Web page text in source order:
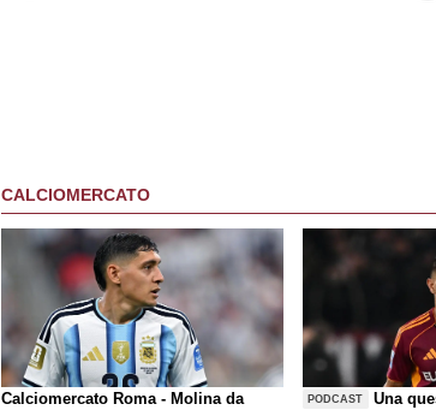
CALCIOMERCATO
Calciomercato Roma - Molina da
PODCAST
Una